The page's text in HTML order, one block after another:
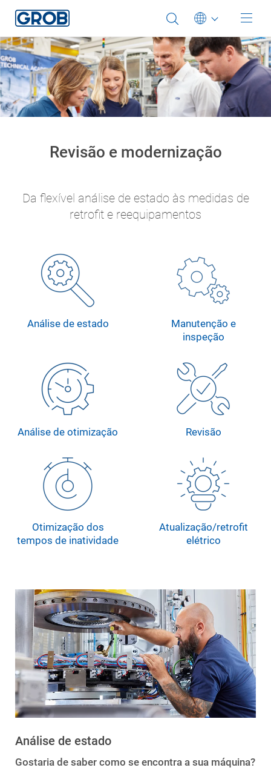
Deutsch
English (US)
Português
中文
Italiano
Revisão e modernização
Da flexível análise de estado às medidas de
retrofit e reequipamentos
Análise de estado
Manutenção e
inspeção
Análise de otimização Revisão
Otimização dos
tempos de inatividade
Atualização/retrofit
elétrico
Análise de estado
Gostaria de saber como se encontra a sua máquina?